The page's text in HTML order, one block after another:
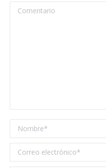
Comentario
Nombre *
Correo electrónico *